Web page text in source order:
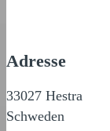
Adresse
33027 Hestra
Schweden